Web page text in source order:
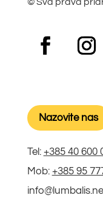
Nazovite nas
Tel: +385 40 600
Mob: +385 95